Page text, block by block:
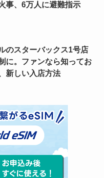
事、6万人に避難指示
のスターバックス1号店
に。ファンなら知ってお
新しい入店方法